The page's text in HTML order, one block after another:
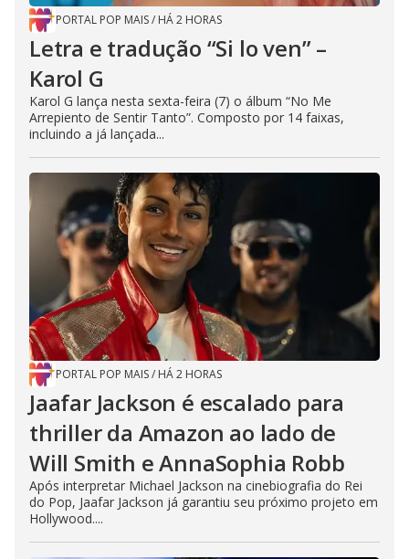
PORTAL POP MAIS/ HÁ 2 HORAS
Letra e tradução “Si lo ven” –
Karol G
Karol G lança nesta sexta-feira (7) o álbum “No Me
Arrepiento de Sentir Tanto”. Composto por 14 faixas,
incluindo a já lançada...
PORTAL POP MAIS/ HÁ 2 HORAS
Jaafar Jackson é escalado para
thriller da Amazon ao lado de
Will Smith e AnnaSophia Robb
Após interpretar Michael Jackson na cinebiografia do Rei
do Pop, Jaafar Jackson já garantiu seu próximo projeto em
Hollywood....